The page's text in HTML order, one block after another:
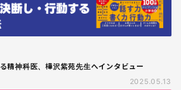
精神科医、樺沢紫苑先生へインタビュー
2025.05.13